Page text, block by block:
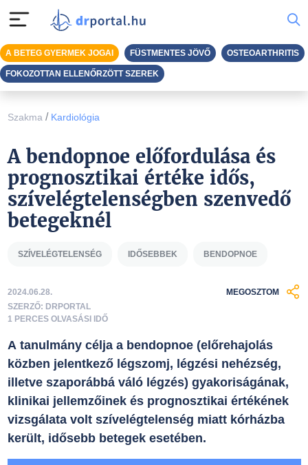
Szakma / Kardiológia
A bendopnoe előfordulása és
prognosztikai értéke idős,
szívelégtelenségben szenvedő
betegeknél
SZÍVELÉGTELENSÉG IDŐSEBBEK BENDOPNOE
2024.06.28.
SZERZŐ: DRPORTAL
1 PERCES OLVASÁSI IDŐ
MEGOSZTOM
A tanulmány célja a bendopnoe (előrehajolás
közben jelentkező légszomj, légzési nehézség,
illetve szaporábbá váló légzés) gyakoriságának,
klinikai jellemzőinek és prognosztikai értékének
vizsgálata volt szívelégtelenség miatt kórházba
került, idősebb betegek esetében.
A BETEG GYERMEK JOGAI FÜSTMENTES JÖVŐ OSTEOARTHRITIS
FOKOZOTTAN ELLENŐRZÖTT SZEREK